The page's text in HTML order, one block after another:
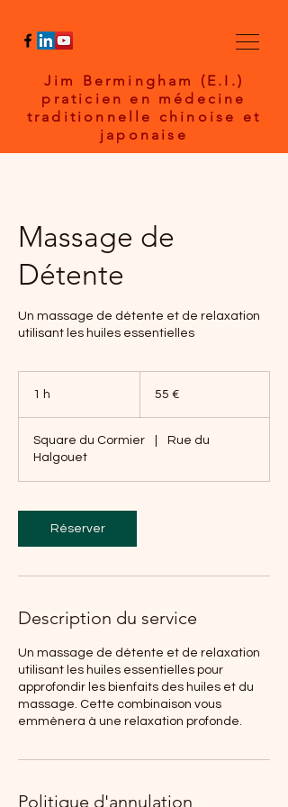
Jim Bermingham (E.I.)
praticien en médecine
traditionnelle chinoise et
japonaise
Massage de
Détente
Un massage de détente et de relaxation
utilisant les huiles essentielles
1 h 55 €
Square du Cormier
Rue du
Halgouet
Réserver
Description du service
Un massage de détente et de relaxation
utilisant les huiles essentielles pour
approfondir les bienfaits des huiles et du
massage. Cette combinaison vous
emmènera à une relaxation profonde.
Politique d'annulation